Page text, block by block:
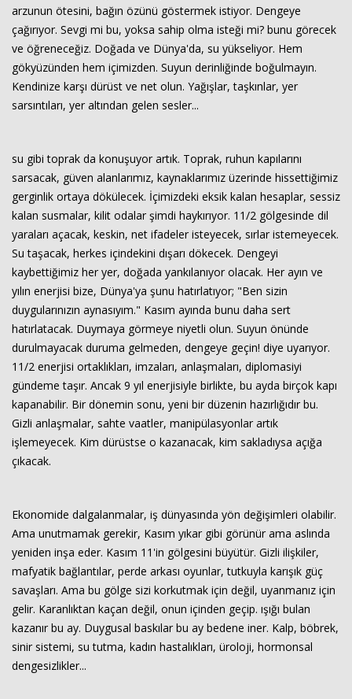
arzunun ötesini, bağın özünü göstermek istiyor. Dengeye
çağırıyor. Sevgi mi bu, yoksa sahip olma isteği mi? bunu görecek
ve öğreneceğiz. Doğada ve Dünya'da, su yükseliyor. Hem
gökyüzünden hem içimizden. Suyun derinliğinde boğulmayın.
Kendinize karşı dürüst ve net olun. Yağışlar, taşkınlar, yer
sarsıntıları, yer altından gelen sesler...
su gibi toprak da konuşuyor artık. Toprak, ruhun kapılarını
sarsacak, güven alanlarımız, kaynaklarımız üzerinde hissettiğimiz
gerginlik ortaya dökülecek. İçimizdeki eksik kalan hesaplar, sessiz
kalan susmalar, kilit odalar şimdi haykırıyor. 11/2 gölgesinde dil
yaraları açacak, keskin, net ifadeler isteyecek, sırlar istemeyecek.
Su taşacak, herkes içindekini dışarı dökecek. Dengeyi
kaybettiğimiz her yer, doğada yankılanıyor olacak. Her ayın ve
yılın enerjisi bize, Dünya'ya şunu hatırlatıyor; "Ben sizin
duygularınızın aynasıyım." Kasım ayında bunu daha sert
hatırlatacak. Duymaya görmeye niyetli olun. Suyun önünde
durulmayacak duruma gelmeden, dengeye geçin! diye uyarıyor.
11/2 enerjisi ortaklıkları, imzaları, anlaşmaları, diplomasiyi
gündeme taşır. Ancak 9 yıl enerjisiyle birlikte, bu ayda birçok kapı
kapanabilir. Bir dönemin sonu, yeni bir düzenin hazırlığıdır bu.
Gizli anlaşmalar, sahte vaatler, manipülasyonlar artık
işlemeyecek. Kim dürüstse o kazanacak, kim sakladıysa açığa
çıkacak.
Ekonomide dalgalanmalar, iş dünyasında yön değişimleri olabilir.
Ama unutmamak gerekir, Kasım yıkar gibi görünür ama aslında
yeniden inşa eder. Kasım 11'in gölgesini büyütür. Gizli ilişkiler,
mafyatik bağlantılar, perde arkası oyunlar, tutkuyla karışık güç
savaşları. Ama bu gölge sizi korkutmak için değil, uyanmanız için
gelir. Karanlıktan kaçan değil, onun içinden geçip. ışığı bulan
kazanır bu ay. Duygusal baskılar bu ay bedene iner. Kalp, böbrek,
sinir sistemi, su tutma, kadın hastalıkları, üroloji, hormonsal
dengesizlikler...